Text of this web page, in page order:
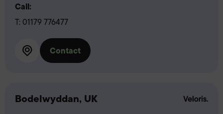
Call:
T: 01179 776477
Contact
Bodelwyddan, UK